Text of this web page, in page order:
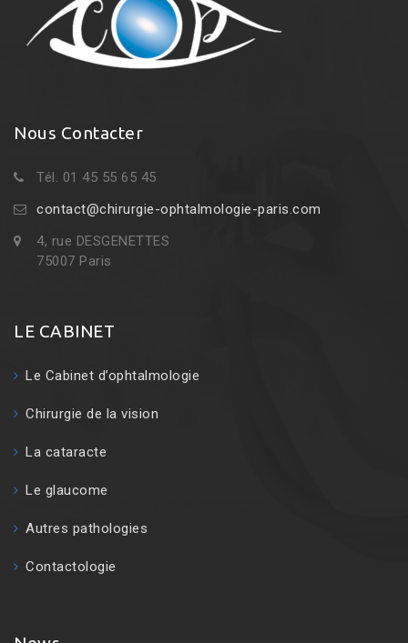
Nous Contacter
Tél. 01 45 55 65 45
contact@chirurgie-ophtalmologie-paris.com
4, rue DESGENETTES
75007 Paris
LE CABINET
Le Cabinet d’ophtalmologie
Chirurgie de la vision
La cataracte
Le glaucome
Autres pathologies
Contactologie